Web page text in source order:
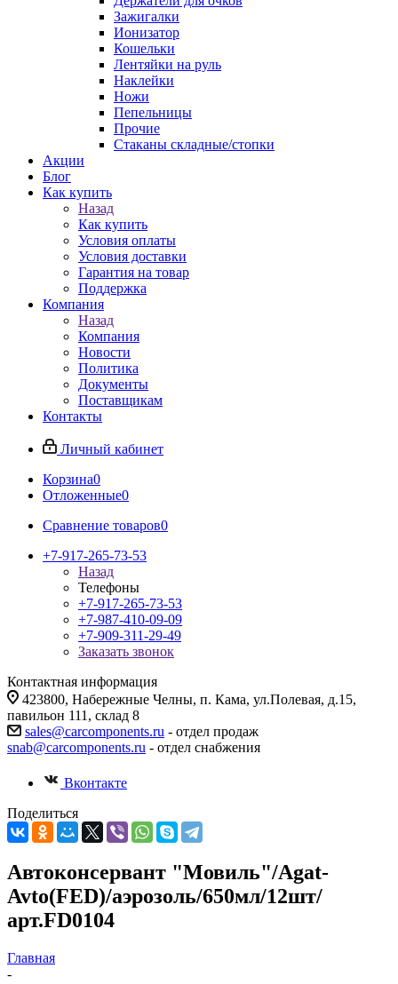
Зажигалки
Ионизатор
Кошельки
Лентяйки на руль
Наклейки
Ножи
Пепельницы
Прочие
Стаканы складные/стопки
Акции
Блог
Как купить
Назад
Как купить
Условия оплаты
Условия доставки
Гарантия на товар
Поддержка
Компания
Назад
Компания
Новости
Политика
Документы
Поставщикам
Контакты
Личный кабинет
Корзина0
Отложенные0
Сравнение товаров0
+7-917-265-73-53
Назад
Телефоны
+7-917-265-73-53
+7-987-410-09-09
+7-909-311-29-49
Заказать звонок
Контактная информация
423800, Набережные Челны, п. Кама, ул.Полевая, д.15,
павильон 111, склад 8
sales@carcomponents.ru - отдел продаж
snab@carcomponents.ru - отдел снабжения
Вконтакте
Поделиться
Автоконсервант "Мовиль"/Agat-
Avto(FED)/аэрозоль/650мл/12шт/
арт.FD0104
Главная
-